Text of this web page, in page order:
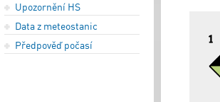
Upozornění HS
Data z meteostanic
Předpověď počasí